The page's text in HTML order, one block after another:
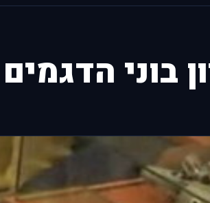
בוני הדגמים